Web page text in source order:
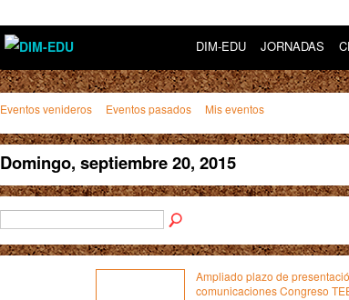
DIM-EDU JORNADAS
Eventos venideros Eventos pasados Mis eventos
Domingo, septiembre 20, 2015
Ampliado plazo de
comunicaciones Congreso